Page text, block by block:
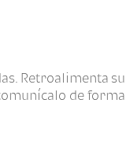
Retroalimenta su
de forma